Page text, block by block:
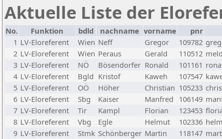
Aktuelle Liste der
No. Funktion bdld nachname vorname
pnr
1 LV-Eloreferent Wien Neff Gregor 109782
2 LV-Eloreferent Wien Peraus Gerald 110512
3 LV-Eloreferent NÖ Bösendorfer Ronald 101161
4 LV-Eloreferent Bgld Kristof Kaweh 107547
5 LV-Eloreferent OÖ Höher Christian 105233
6 LV-Eloreferent Sbg Kaiser Manfred 106149
7 LV-Eloreferent Tir Kampl Florian 123453
8 LV-Eloreferent Vbg Egle Helmut 102336
9 LV-Eloreferent Stmk Schönberger Martin 118147